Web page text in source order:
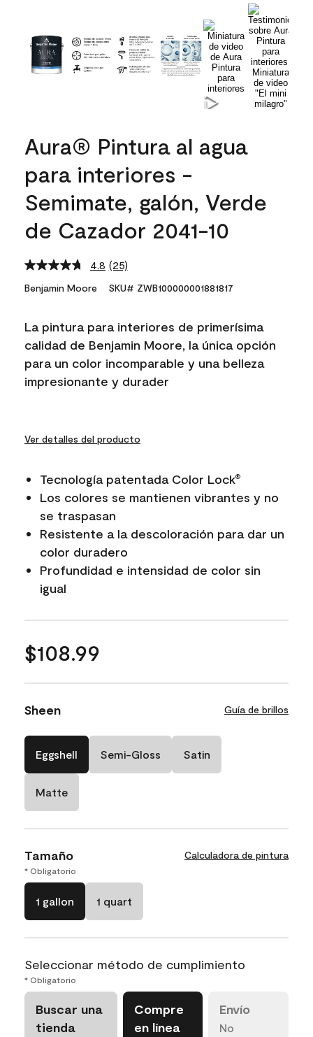
Aura® Pintura al agua
para interiores -
Semimate, galón, Verde
de Cazador 2041-10
4.8 Read
25
Reviews.
link.
(25)
Benjamin Moore SKU# ZWB100000001881817
La pintura para interiores de primerísima
calidad de Benjamin Moore, la única opción
para un color incomparable y una belleza
impresionante y durader
Ver detalles del producto
Tecnología patentada Color Lock®
Los colores se mantienen vibrantes y no
se traspasan
Resistente a la descoloración para dar un
color duradero
Profundidad e intensidad de color sin
igual
$108.99
Sheen Guía de brillos
Eggshell Semi-Gloss Satin
Matte
Tamaño Calculadora de pintura
* Obligatorio
1 gallon 1 quart
Seleccionar método de cumplimiento
* Obligatorio
Buscar una
tienda
Compre
en línea
Envío
No